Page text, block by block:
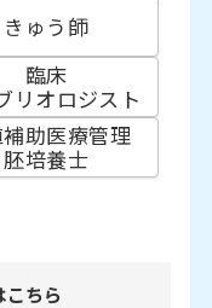
きゅう師
臨床
リオロジスト
助医療管理
胚培養士
こちら